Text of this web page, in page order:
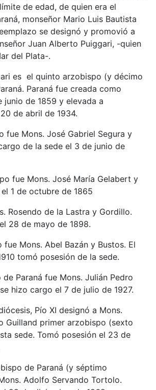
de edad, de quien era el
monseñor Mario Luis Bautista
se designó y promovió a
Juan Alberto Puiggari, -quien
del Plata-.
es el quinto arzobispo (y décimo
Paraná fue creada como
junio de 1859 y elevada a
de abril de 1934.
fue Mons. José Gabriel Segura y
de la sede el 3 de junio de
fue Mons. José María Gelabert y
1 de octubre de 1865
Rosendo de la Lastra y Gordillo.
28 de mayo de 1898.
Mons. Abel Bazán y Bustos. El
tomó posesión de la sede.
Paraná fue Mons. Julián Pedro
hizo cargo el 7 de julio de 1927.
Pío XI designó a Mons.
Guilland primer arzobispo (sexto
sede. Tomó posesión el 23 de
de Paraná (y séptimo
Adolfo Servando Tortolo.